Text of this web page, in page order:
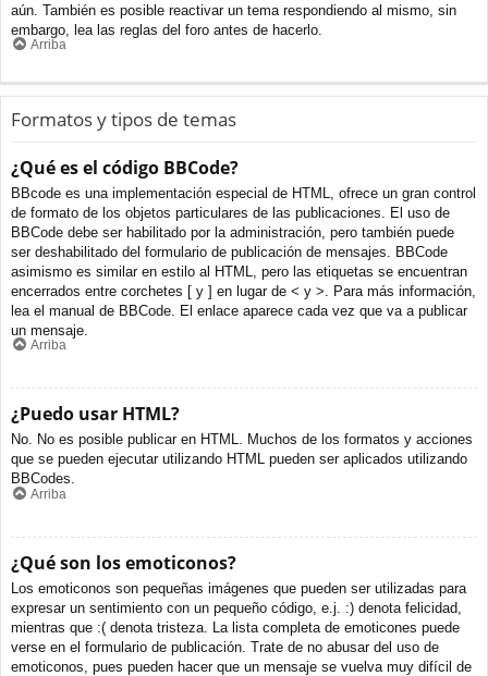
aún. También es posible reactivar un tema respondiendo al mismo, sin
embargo, lea las reglas del foro antes de hacerlo.
Arriba
Formatos y tipos de temas
¿Qué es el código BBCode?
BBcode es una implementación especial de HTML, ofrece un gran control
de formato de los objetos particulares de las publicaciones. El uso de
BBCode debe ser habilitado por la administración, pero también puede
ser deshabilitado del formulario de publicación de mensajes. BBCode
asimismo es similar en estilo al HTML, pero las etiquetas se encuentran
encerrados entre corchetes [ y ] en lugar de < y >. Para más información,
lea el manual de BBCode. El enlace aparece cada vez que va a publicar
un mensaje.
Arriba
¿Puedo usar HTML?
No. No es posible publicar en HTML. Muchos de los formatos y acciones
que se pueden ejecutar utilizando HTML pueden ser aplicados utilizando
BBCodes.
Arriba
¿Qué son los emoticonos?
Los emoticonos son pequeñas imágenes que pueden ser utilizadas para
expresar un sentimiento con un pequeño código, e.j. :) denota felicidad,
mientras que :( denota tristeza. La lista completa de emoticones puede
verse en el formulario de publicación. Trate de no abusar del uso de
emoticonos, pues pueden hacer que un mensaje se vuelva muy difícil de